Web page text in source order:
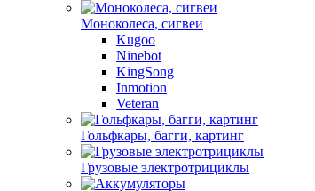
Моноколеса, сигвеи
Kugoo
Ninebot
KingSong
Inmotion
Veteran
Гольфкары, багги, картинг
Грузовые электротрициклы